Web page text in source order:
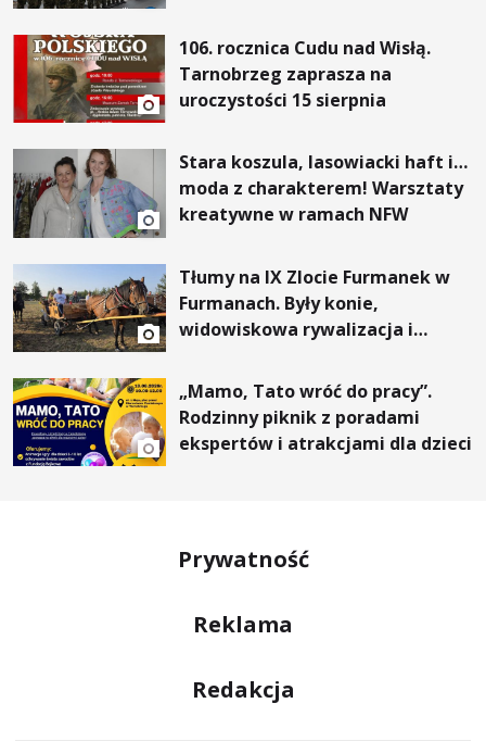
106. rocznica Cudu nad Wisłą.
Tarnobrzeg zaprasza na
uroczystości 15 sierpnia
Stara koszula, lasowiacki haft i…
moda z charakterem! Warsztaty
kreatywne w ramach NFW
Tłumy na IX Zlocie Furmanek w
Furmanach. Były konie,
widowiskowa rywalizacja i
„Mamo, Tato wróć do pracy”.
Rodzinny piknik z poradami
ekspertów i atrakcjami dla dzieci
Prywatność
Reklama
Redakcja